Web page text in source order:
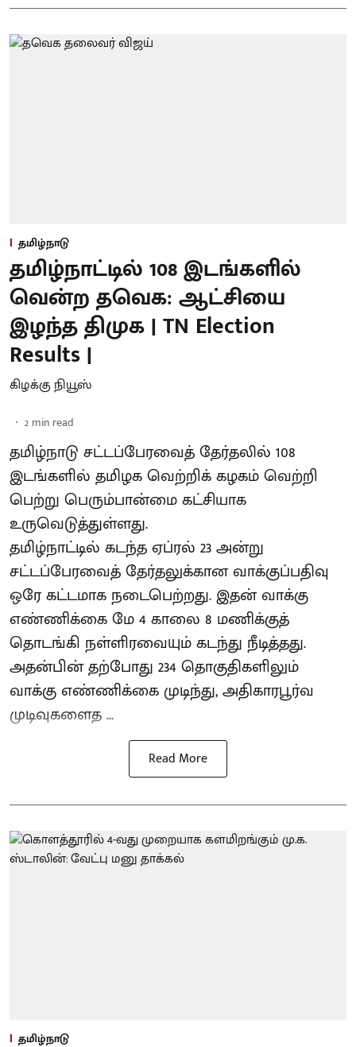
தமிழ்நாடு
தமிழ்நாட்டில் 108 இடங்களில்
வென்ற தவெக: ஆட்சியை
இழந்த திமுக | TN Election
Results |
கிழக்கு நியூஸ்
2 min read
தமிழ்நாடு சட்டப்பேரவைத் தேர்தலில் 108
இடங்களில் தமிழக வெற்றிக் கழகம் வெற்றி
பெற்று பெரும்பான்மை கட்சியாக
உருவெடுத்துள்ளது.
தமிழ்நாட்டில் கடந்த ஏப்ரல் 23 அன்று
சட்டப்பேரவைத் தேர்தலுக்கான வாக்குப்பதிவு
ஒரே கட்டமாக நடைபெற்றது. இதன் வாக்கு
எண்ணிக்கை மே 4 காலை 8 மணிக்குத்
தொடங்கி நள்ளிரவையும் கடந்து நீடித்தது.
அதன்பின் தற்போது 234 தொகுதிகளிலும்
வாக்கு எண்ணிக்கை முடிந்து, அதிகாரபூர்வ
முடிவுகளைத ...
Read More
தமிழ்நாடு